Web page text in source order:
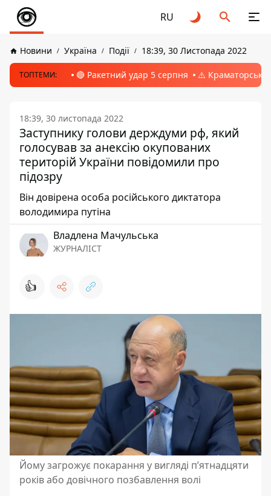
RU
Новини Україна Події 18:39, 30 Листопада 2022
ТОПТЕМИ: 🔴 Ракетний удар 5 серпня ⚠️ Краматорськ,
18:39, 30 листопада 2022
Заступнику голови держдуми рф, який
голосував за анексію окупованих
територій України повідомили про
підозру
Він довірена особа російського диктатора
володимира путіна
Владлена Мачульська
ЖУРНАЛІСТ
👍
Йому загрожує покарання у вигляді п’ятнадцяти
років або довічного позбавлення волі